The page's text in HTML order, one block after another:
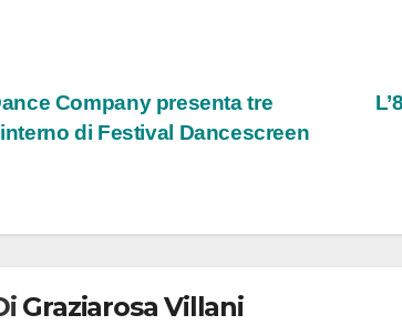
Company presenta tre
di Festival Dancescreen
Graziarosa Villani